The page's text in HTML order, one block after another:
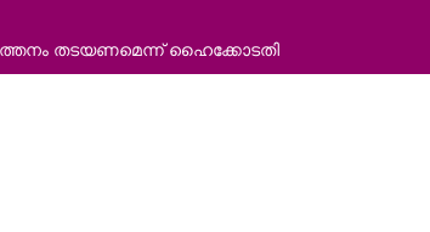
പിഴ ചുമത്തി എംവിഡി